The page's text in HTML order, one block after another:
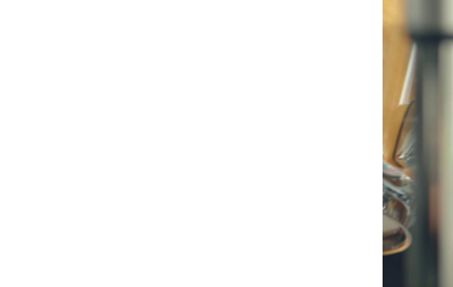
Manassero, Samsung Ads: «Con Total